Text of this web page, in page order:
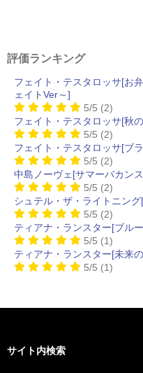
評価ランキング
フェイト・テスタロッサ[お
ェイトVer～]
5/5 (2)
フェイト・テスタロッサ[秋
5/5 (2)
フェイト・テスタロッサ[ブ
5/5 (2)
中島ノーヴェ[サマーバカン
5/5 (2)
シュテル・ザ・ライトニン
5/5 (2)
ティアナ・ランスター[ブル
5/5 (1)
ティアナ・ランスター[未来
5/5 (1)
サイト内検索